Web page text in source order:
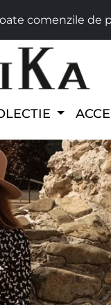
comenzile de